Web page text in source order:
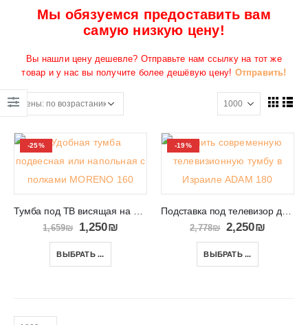
Мы обязуемся предоставить вам
самую низкую цену!
Вы нашли цену дешевле? Отправьте нам ссылку на тот же
товар и у нас вы получите более дешёвую цену! Отправить!
-25%
1,659₪ 1,250₪
ВЫБРАТЬ ...
-19%
2,778₪ 2,250₪
ВЫБРАТЬ ...